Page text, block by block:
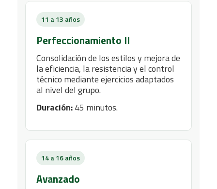
11 a 13 años
Perfeccionamiento II
Consolidación de los estilos y mejora de
la eficiencia, la resistencia y el control
técnico mediante ejercicios adaptados
al nivel del grupo.
Duración:45 minutos.
14 a 16 años
Avanzado